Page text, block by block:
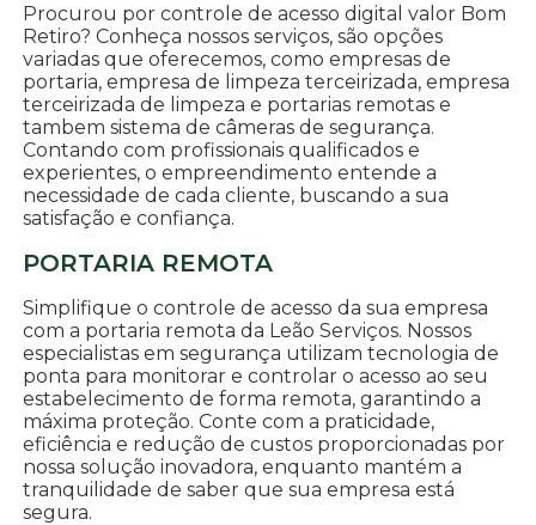
Procurou por controle de acesso digital valor Bom
Retiro? Conheça nossos serviços, são opções
variadas que oferecemos, como empresas de
portaria, empresa de limpeza terceirizada, empresa
terceirizada de limpeza e portarias remotas e
tambem sistema de câmeras de segurança.
Contando com profissionais qualificados e
experientes, o empreendimento entende a
necessidade de cada cliente, buscando a sua
satisfação e confiança.
PORTARIA REMOTA
Simplifique o controle de acesso da sua empresa
com a portaria remota da Leão Serviços. Nossos
especialistas em segurança utilizam tecnologia de
ponta para monitorar e controlar o acesso ao seu
estabelecimento de forma remota, garantindo a
máxima proteção. Conte com a praticidade,
eficiência e redução de custos proporcionadas por
nossa solução inovadora, enquanto mantém a
tranquilidade de saber que sua empresa está
segura.